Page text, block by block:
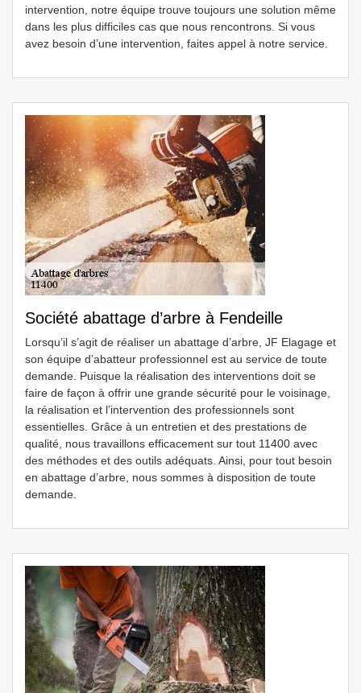
intervention, notre équipe trouve toujours une solution même
dans les plus difficiles cas que nous rencontrons. Si vous
avez besoin d’une intervention, faites appel à notre service.
Société abattage d’arbre à Fendeille
Lorsqu’il s’agit de réaliser un abattage d’arbre, JF Elagage et
son équipe d’abatteur professionnel est au service de toute
demande. Puisque la réalisation des interventions doit se
faire de façon à offrir une grande sécurité pour le voisinage,
la réalisation et l’intervention des professionnels sont
essentielles. Grâce à un entretien et des prestations de
qualité, nous travaillons efficacement sur tout 11400 avec
des méthodes et des outils adéquats. Ainsi, pour tout besoin
en abattage d’arbre, nous sommes à disposition de toute
demande.